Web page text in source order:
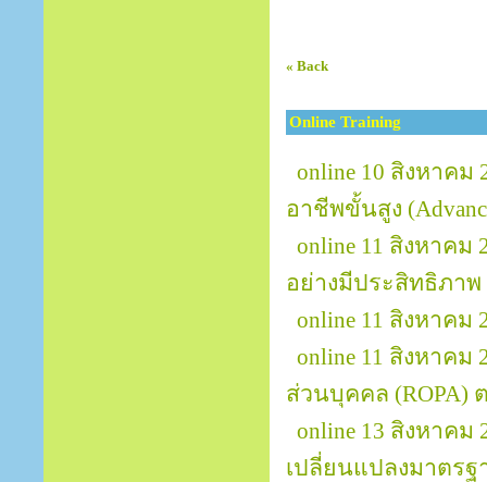
« Back
Online Training
online 10 สิงหาคม
อาชีพขั้นสูง
online 11 สิงหาค
อย่างมีประสิทธิภาพ
online 11 สิงหาค
online 11 สิงหาค
ส่วนบุคคล (ROPA)
online 13 สิงหาคม
เปลี่ยนแปลงมาตร